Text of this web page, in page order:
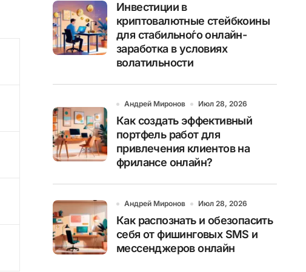
Инвестиции в
криптовалютные стейбкоины
для стабильно́го онлайн-
заработка в условиях
волатильности
Андрей Миронов Июл 28, 2026
Как создать эффективный
портфель работ для
привлечения клиентов на
фрилансе онлайн?
Андрей Миронов Июл 28, 2026
Как распознать и обезопасить
себя от фишинговых SMS и
мессенджеров онлайн